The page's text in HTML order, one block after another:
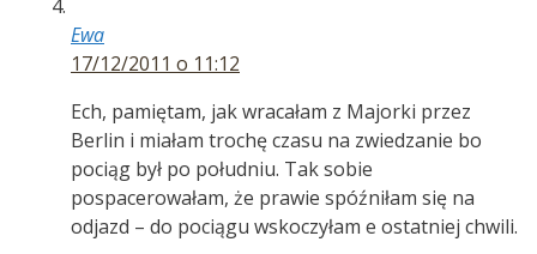
Ewa
17/12/2011 o 11:12
Ech, pamiętam, jak wracałam z Majorki przez
Berlin i miałam trochę czasu na zwiedzanie bo
pociąg był po południu. Tak sobie
pospacerowałam, że prawie spóźniłam się na
odjazd – do pociągu wskoczyłam e ostatniej chwili.